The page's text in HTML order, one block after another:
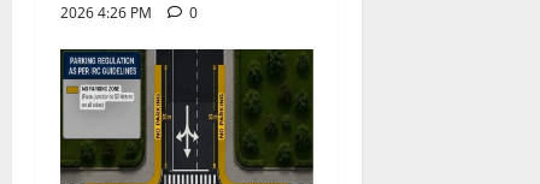
2026 4:26 PM
0